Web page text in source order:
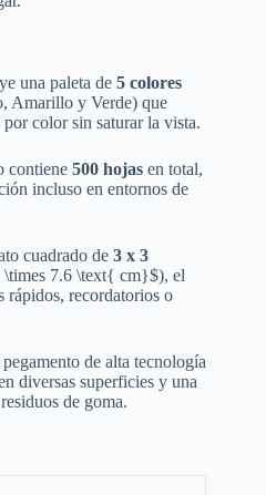
una paleta de 5 colores
Amarillo y Verde) que
color sin saturar la vista.
contiene 500 hojas en total,
incluso en entornos de
cuadrado de 3 x 3
7.6 \text{ cm}$), el
rápidos, recordatorios o
pegamento de alta tecnología
diversas superficies y una
de goma.